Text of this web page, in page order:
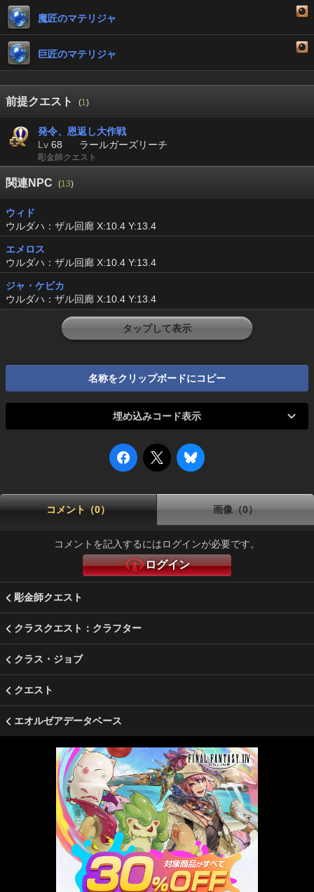
魔匠のマテリジャ
巨匠のマテリジャ
前提クエスト (1)
発令、恩返し大作戦
Lv 68 ラールガーズリーチ
彫金師クエスト
関連NPC (13)
ウィド
ウルダハ：ザル回廊 X:10.4 Y:13.4
エメロス
ウルダハ：ザル回廊 X:10.4 Y:13.4
ジャ・ケビカ
ウルダハ：ザル回廊 X:10.4 Y:13.4
タップして表示
名称をクリップボードにコピー
埋め込みコード表示
コメント（0） 画像（0）
コメントを記入するにはログインが必要です。
ログイン
彫金師クエスト
クラスクエスト：クラフター
クラス・ジョブ
クエスト
エオルゼアデータベース